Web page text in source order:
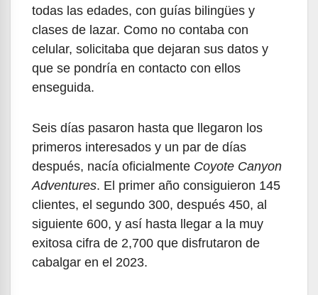
todas las edades, con guías bilingües y
clases de lazar. Como no contaba con
celular, solicitaba que dejaran sus datos y
que se pondría en contacto con ellos
enseguida.
Seis días pasaron hasta que llegaron los
primeros interesados y un par de días
después, nacía oficialmente Coyote Canyon
Adventures. El primer año consiguieron 145
clientes, el segundo 300, después 450, al
siguiente 600, y así hasta llegar a la muy
exitosa cifra de 2,700 que disfrutaron de
cabalgar en el 2023.